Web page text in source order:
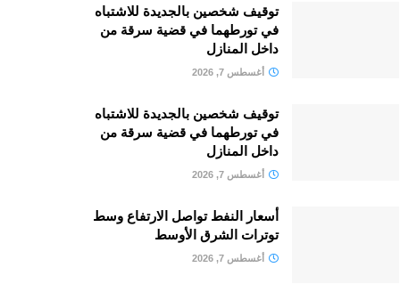
توقيف شخصين بالجديدة للاشتباه
في تورطهما في قضية سرقة من
داخل المنازل
أغسطس 7, 2026
توقيف شخصين بالجديدة للاشتباه
في تورطهما في قضية سرقة من
داخل المنازل
أغسطس 7, 2026
أسعار النفط تواصل الارتفاع وسط
توترات الشرق الأوسط
أغسطس 7, 2026